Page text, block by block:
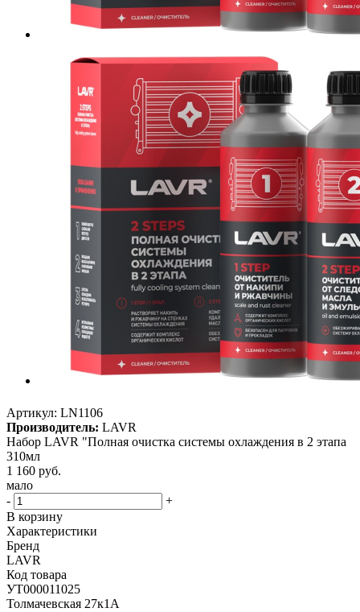
Артикул: LN1106
Производитель: LAVR
Набор LAVR "Полная очистка системы охлаждения в 2 этапа
310мл
1 160 руб.
мало
-
+
В корзину
Характеристики
Бренд
LAVR
Код товара
УТ000011025
Толмачевская 27к1А